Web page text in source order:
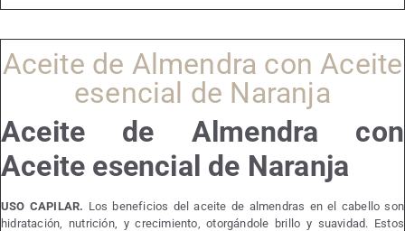
Aceite de Almendra con Aceite
esencial de Naranja
Aceite de Almendra con
Aceite esencial de Naranja
USO CAPILAR. Los beneficios del aceite de almendras en el cabello son
hidratación, nutrición, y crecimiento, otorgándole brillo y suavidad. Estos